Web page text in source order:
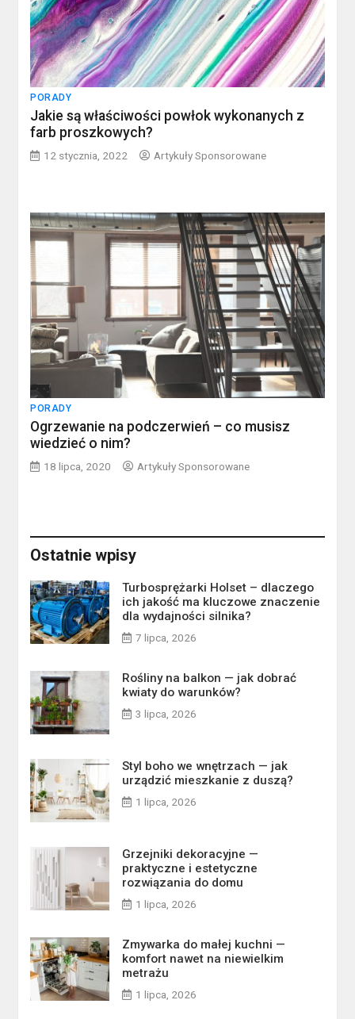
PORADY
Jakie są właściwości powłok wykonanych z
farb proszkowych?
12 stycznia, 2022 Artykuły Sponsorowane
PORADY
Ogrzewanie na podczerwień – co musisz
wiedzieć o nim?
18 lipca, 2020 Artykuły Sponsorowane
Ostatnie wpisy
Turbosprężarki Holset – dlaczego
ich jakość ma kluczowe znaczenie
dla wydajności silnika?
7 lipca, 2026
Rośliny na balkon — jak dobrać
kwiaty do warunków?
3 lipca, 2026
Styl boho we wnętrzach — jak
urządzić mieszkanie z duszą?
1 lipca, 2026
Grzejniki dekoracyjne —
praktyczne i estetyczne
rozwiązania do domu
1 lipca, 2026
Zmywarka do małej kuchni —
komfort nawet na niewielkim
metrażu
1 lipca, 2026